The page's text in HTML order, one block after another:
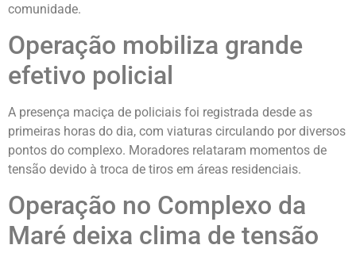
comunidade.
Operação mobiliza grande
efetivo policial
A presença maciça de policiais foi registrada desde as
primeiras horas do dia, com viaturas circulando por diversos
pontos do complexo. Moradores relataram momentos de
tensão devido à troca de tiros em áreas residenciais.
Operação no Complexo da
Maré deixa clima de tensão